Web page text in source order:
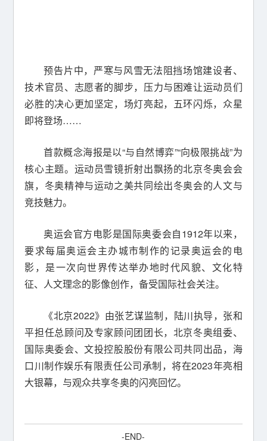
预告片中，严寒与风雪无法阻挡场馆建设者、
技术官员、志愿者的脚步，压力与困难让运动员们
必胜的决心更加坚定，场灯亮起，五环闪烁，众星
即将登场……
首款概念海报是以“与自然博弈”“向极限挑战”为
核心主题。运动员雪镜折射出飘扬的北京冬奥会会
旗，冬奥精神与运动之美共同绘出冬奥会的人文与
竞技魅力。
奥运会官方电影是国际奥委会自1912年以来，
要求每届奥运会主办城市制作的记录奥运会的电
影，是一次向世界传达举办地时代风貌、文化特
征、人文理念的影像创作，备受国际社会关注。
《北京2022》由张艺谋监制，陆川执导，张和
平担任总顾问及专家顾问团团长，北京冬奥组委、
国际奥委会、文投控股股份有限公司共同出品，海
口川制作娱乐有限责任公司承制，将在2023年亮相
大银幕，与观众共享冬奥的闪亮回忆。
-END-